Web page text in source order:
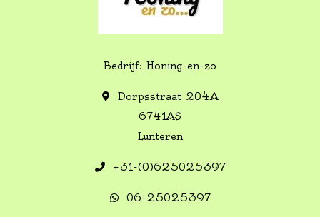
Bedrijf: Honing-en-zo
Dorpsstraat 204A
6741AS
Lunteren
+31-(0)625025397
06-25025397